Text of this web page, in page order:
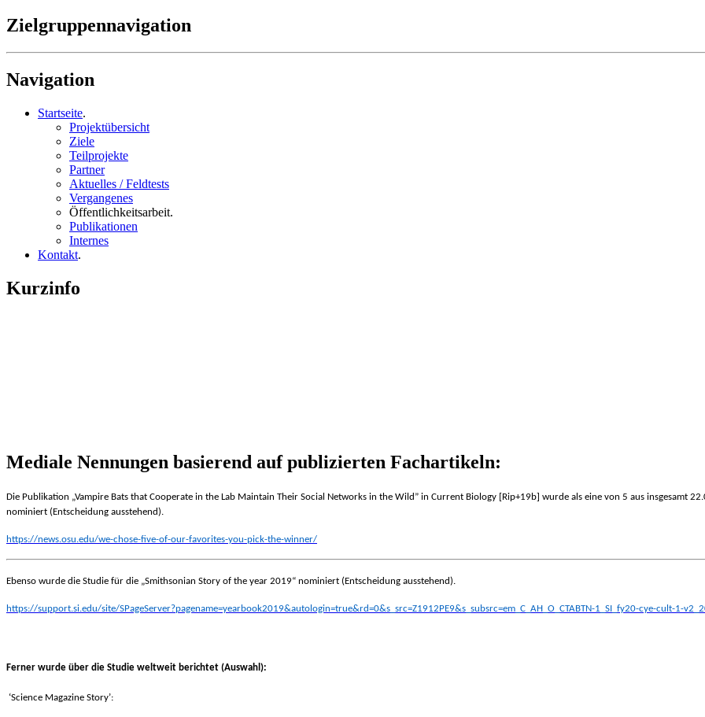
Zielgruppennavigation
Navigation
Startseite.
Projektübersicht
Ziele
Teilprojekte
Partner
Aktuelles / Feldtests
Vergangenes
Öffentlichkeitsarbeit.
Publikationen
Internes
Kontakt.
Kurzinfo
Mediale Nennungen basierend auf publizierten Fachartikeln:
Die Publikation „Vampire Bats that Cooperate in the Lab Maintain Their Social Networks in the Wild” in Current Biology [Rip+19b] wurde als eine von 5 aus insgesamt
nominiert (Entscheidung ausstehend).
https://news.osu.edu/we-chose-five-of-our-favorites-you-pick-the-winner/
Ebenso wurde die Studie für die „Smithsonian Story of the year 2019“ nominiert (Entscheidung ausstehend).
https://support.si.edu/site/SPageServer?pagename=yearbook2019&autologin=true&rd=0&s_src=Z1912PE9&s_subsrc=em_C_AH_O_CTABTN-1_SI_fy20-cye-cult-1-
Ferner wurde über die Studie weltweit berichtet (Auswahl):
‘Science Magazine Story’: